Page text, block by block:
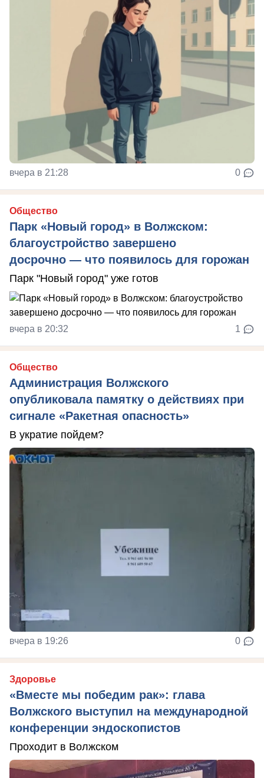
вчера в 21:28 0
Общество
Парк «Новый город» в Волжском:
благоустройство завершено
досрочно — что появилось для горожан
Парк "Новый город" уже готов
вчера в 20:32 1
Общество
Администрация Волжского
опубликовала памятку о действиях при
сигнале «Ракетная опасность»
В укратие пойдем?
вчера в 19:26 0
Здоровье
«Вместе мы победим рак»: глава
Волжского выступил на международной
конференции эндоскопистов
Проходит в Волжском